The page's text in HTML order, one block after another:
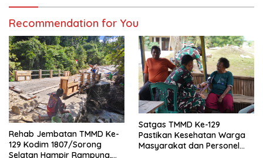
Recommendation for You
Rehab Jembatan TMMD Ke-
129 Kodim 1807/Sorong
Selatan Hampir Rampung,
Satgas TMMD Ke-129
Pastikan Kesehatan Warga
Masyarakat dan Personel